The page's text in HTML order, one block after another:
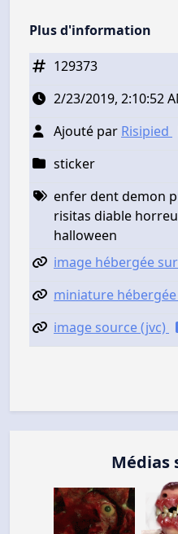
Plus d'information
129373
2/23/2019, 2:10:52
Ajouté par Risipied
sticker
enfer dent demon
risitas diable
halloween
image hébergée
miniature
image source (jvc)
Médias